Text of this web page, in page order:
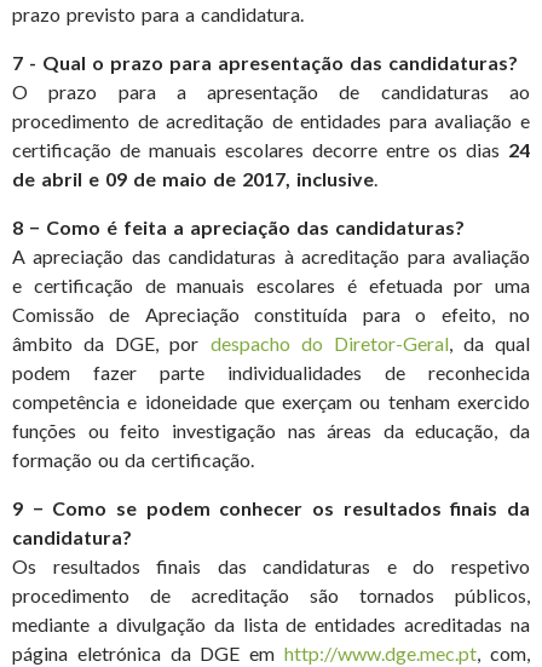
prazo previsto para a candidatura.
7 - Qual o prazo para apresentação das candidaturas?
O prazo para a apresentação de candidaturas ao
procedimento de acreditação de entidades para avaliação e
certificação de manuais escolares decorre entre os dias 24
de abril e 09 de maio de 2017, inclusive
8 − Como é feita a apreciação das candidaturas?
A apreciação das candidaturas à acreditação para avaliação
e certificação de manuais escolares é efetuada por uma
Comissão de Apreciação constituída para o efeito, no
âmbito da DGE, por despacho do Diretor-Geral, da qual
podem fazer parte individualidades de reconhecida
competência e idoneidade que exerçam ou tenham exercido
funções ou feito investigação nas áreas da educação, da
formação ou da certificação.
9 − Como se podem conhecer os resultados finais da
candidatura?
Os resultados finais das candidaturas e do respetivo
procedimento de acreditação são tornados públicos,
mediante a divulgação da lista de entidades acreditadas na
página eletrónica da DGE emhttp://www.dge.mec.pt , com,